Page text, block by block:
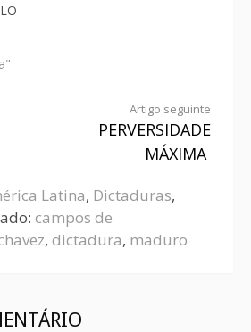
Artigo seguinte
PERVERSIDADE
MÁXIMA
Latina, Dictaduras,
campos de
, dictadura, maduro